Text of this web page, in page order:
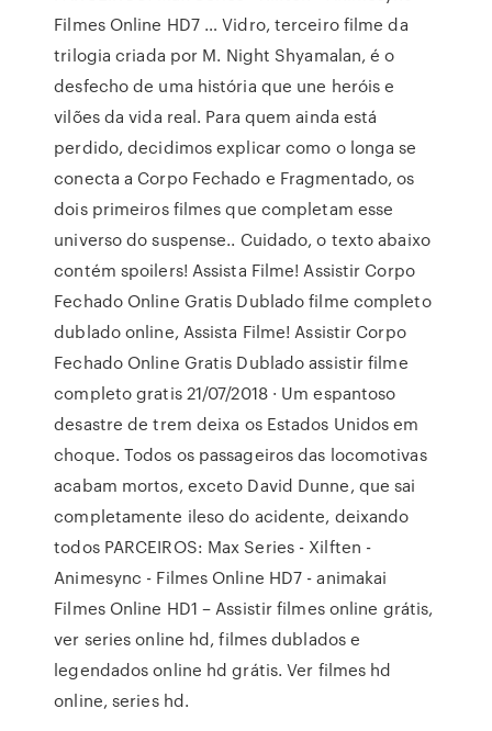
Filmes Online HD7 … Vidro, terceiro filme da
trilogia criada por M. Night Shyamalan, é o
desfecho de uma história que une heróis e
vilões da vida real. Para quem ainda está
perdido, decidimos explicar como o longa se
conecta a Corpo Fechado e Fragmentado, os
dois primeiros filmes que completam esse
universo do suspense.. Cuidado, o texto abaixo
contém spoilers! Assista Filme! Assistir Corpo
Fechado Online Gratis Dublado filme completo
dublado online, Assista Filme! Assistir Corpo
Fechado Online Gratis Dublado assistir filme
completo gratis 21/07/2018 · Um espantoso
desastre de trem deixa os Estados Unidos em
choque. Todos os passageiros das locomotivas
acabam mortos, exceto David Dunne, que sai
completamente ileso do acidente, deixando
todos PARCEIROS: Max Series - Xilften -
Animesync - Filmes Online HD7 - animakai
Filmes Online HD1 – Assistir filmes online grátis,
ver series online hd, filmes dublados e
legendados online hd grátis. Ver filmes hd
online, series hd.